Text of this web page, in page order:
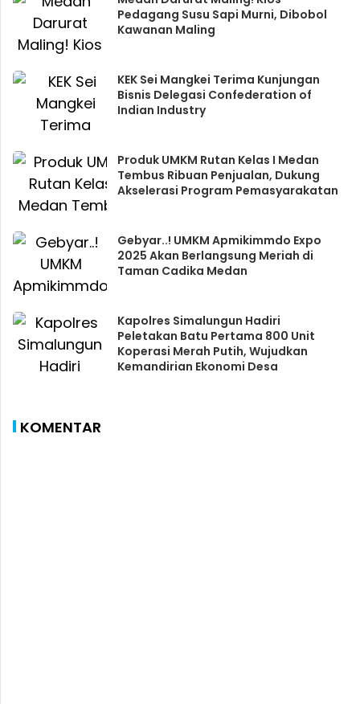
Pedagang Susu Sapi Murni, Dibobol
Kawanan Maling
KEK Sei Mangkei Terima Kunjungan
Bisnis Delegasi Confederation of
Indian Industry
Produk UMKM Rutan Kelas I Medan
Tembus Ribuan Penjualan, Dukung
Akselerasi Program Pemasyarakatan
Gebyar..! UMKM Apmikimmdo Expo
2025 Akan Berlangsung Meriah di
Taman Cadika Medan
Kapolres Simalungun Hadiri
Peletakan Batu Pertama 800 Unit
Koperasi Merah Putih, Wujudkan
Kemandirian Ekonomi Desa
KOMENTAR